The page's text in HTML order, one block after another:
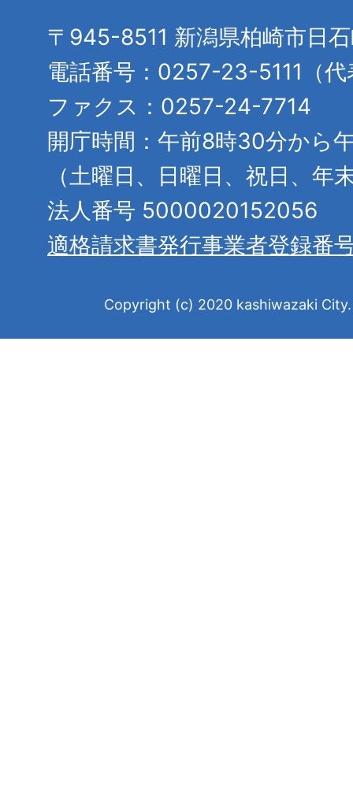
〒945-8511 新潟県柏崎市日
電話番号：0257-23-5111（代
ファクス：0257-24-7714
開庁時間：午前8時30分から
（土曜日、日曜日、祝日、年
法人番号 5000020152056
適格請求書発行事業者登録番
Copyright (c) 2020 kashiwazaki